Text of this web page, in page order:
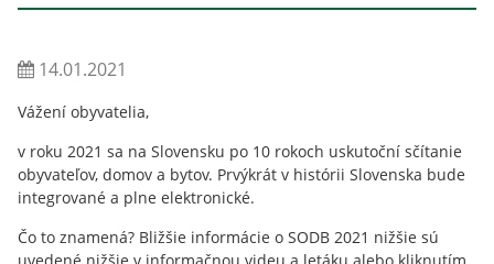
14.01.2021
Vážení obyvatelia,
v roku 2021 sa na Slovensku po 10 rokoch uskutoční sčítanie
obyvateľov, domov a bytov. Prvýkrát v histórii Slovenska bude
integrované a plne elektronické.
Čo to znamená? Bližšie informácie o SODB 2021 nižšie sú